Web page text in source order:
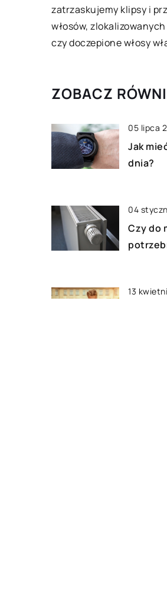
zatrzaskujemy klipsy i
włosów,
czy doczepione włosy
ZOBACZ
05 lipca
Jak
dnia?
04
Czy do
13